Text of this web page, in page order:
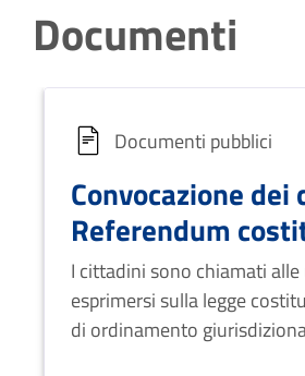
Documenti
Documenti pubblici
Convocazione dei
Referendum
del 22 e 23
I cittadini sono chiamati
esprimersi sulla legge
di ordinamento